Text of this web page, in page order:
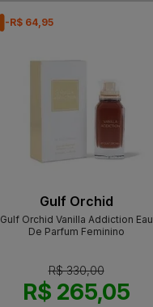
-R$ 64,95
Gulf Orchid
Gulf Orchid Vanilla Addiction Eau
De Parfum Feminino
R$ 330,00
R$ 265,05